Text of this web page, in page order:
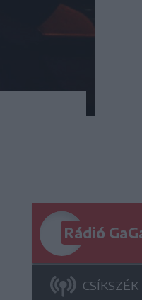
Rádió
CSÍKSZÉK